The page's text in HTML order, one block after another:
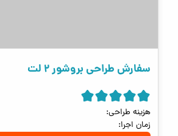
سفارش طراحی بروشور ۲ لت
هزینه طراحی:
زمان اجرا: